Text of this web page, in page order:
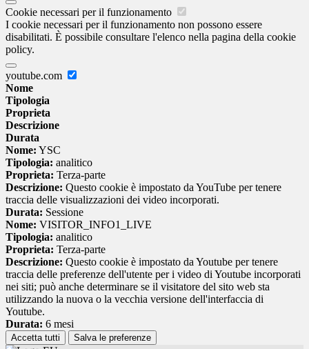
Cookie necessari per il funzionamento
I cookie necessari per il funzionamento non possono essere
disabilitati. È possibile consultare l'elenco nella pagina della cookie
policy.
youtube.com
Nome
Tipologia
Proprieta
Descrizione
Durata
Nome: YSC
Tipologia: analitico
Proprieta: Terza-parte
Descrizione: Questo cookie è impostato da YouTube per tenere
traccia delle visualizzazioni dei video incorporati.
Durata: Sessione
Nome: VISITOR_INFO1_LIVE
Tipologia: analitico
Proprieta: Terza-parte
Descrizione: Questo cookie è impostato da Youtube per tenere
traccia delle preferenze dell'utente per i video di Youtube incorporati
nei siti; può anche determinare se il visitatore del sito web sta
utilizzando la nuova o la vecchia versione dell'interfaccia di
Youtube.
Durata: 6 mesi
Accetta tutti Salva le preferenze